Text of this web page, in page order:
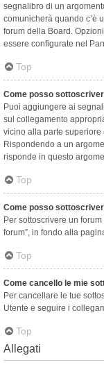
segnalibro di un
comunicherà quando c’è
forum della Board.
essere configurate nel
Top
Come posso
Puoi aggiungere ai
sul collegamento
vicino alla parte
Rispondendo a un
risponde in questo
Top
Come posso
Per sottoscrivere un
forum”, in fondo alla
Top
Come cancello le mie
Per cancellare le tue
Utente e seguire i
Top
Allegati